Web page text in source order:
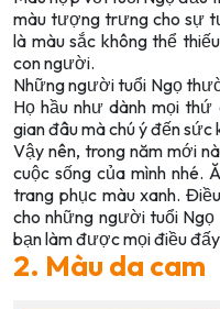
màu tượng trưng cho sự
là màu sắc không thể
con người.
Những người tuổi Ngọ
Họ hầu như dành mọi
gian đâu mà chú ý đến sức
Vậy nên, trong năm mới
cuộc sống của mình nhé.
trang phục màu xanh.
cho những người tuổi
bạn làm được mọi điều
2. Màu da cam